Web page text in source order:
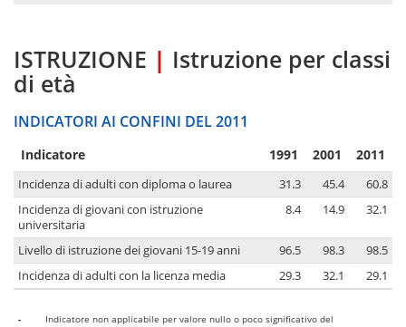
ISTRUZIONE | Istruzione per classi
di età
INDICATORI AI CONFINI DEL 2011
Indicatore 1991 2001 2011
Incidenza di adulti con diploma o laurea 31.3 45.4
60.8
Incidenza di giovani con istruzione
universitaria
8.4 14.9 32.1
Livello di istruzione dei giovani 15-19 anni 96.5 98.3
98.5
Incidenza di adulti con la licenza media
29.3 32.1 29.1
-
Indicatore non applicabile per valore nullo o poco significativo del